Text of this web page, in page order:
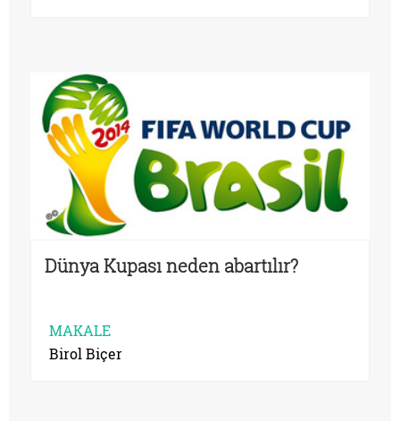
Dünya Kupası neden abartılır?
MAKALE
Birol Biçer